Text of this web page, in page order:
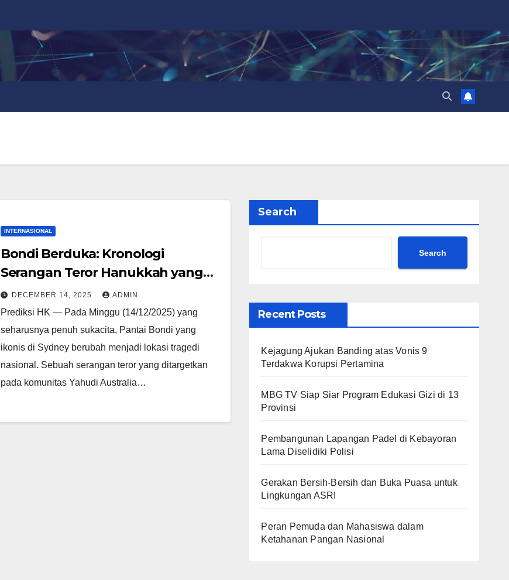
INTERNASIONAL
Bondi Berduka: Kronologi
Serangan Teror Hanukkah yang
Guncang Australia dan Respons
Global
DECEMBER 14, 2025 ADMIN
Prediksi HK — Pada Minggu (14/12/2025) yang
seharusnya penuh sukacita, Pantai Bondi yang
ikonis di Sydney berubah menjadi lokasi tragedi
nasional. Sebuah serangan teror yang ditargetkan
pada komunitas Yahudi Australia…
Search
Search
Recent Posts
Kejagung Ajukan Banding atas Vonis 9
Terdakwa Korupsi Pertamina
MBG TV Siap Siar Program Edukasi Gizi di 13
Provinsi
Pembangunan Lapangan Padel di Kebayoran
Lama Diselidiki Polisi
Gerakan Bersih-Bersih dan Buka Puasa untuk
Lingkungan ASRI
Peran Pemuda dan Mahasiswa dalam
Ketahanan Pangan Nasional